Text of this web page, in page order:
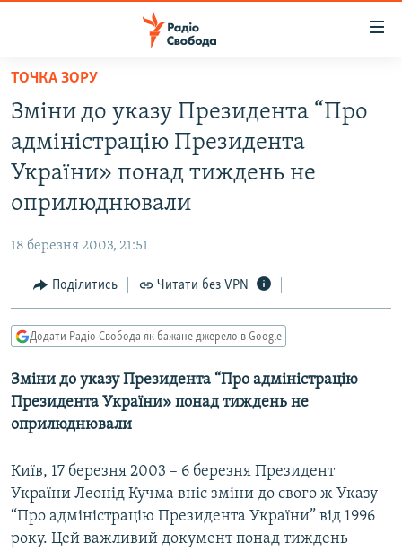
Перейти
основного
матеріалу
Перейти
до
основної
Перейти
пошуку
ВСЕ ЗА ДОБУ
СТАТТІ
СУСПІЛЬСТВО
КУЛЬТУРА
СПОРТ
СВІТ
ДОНБАС.РЕАЛІЇ
КРИМ.РЕАЛІЇ
ТИ ЯК?
КИТАЙ.ВИКЛИКИ
МУЛЬТИМЕДІА
СПЕЦПРОЄКТИ
ПОДКАСТИ
ТОЧКА ЗОРУ
Зміни до указу Президента “Про
адміністрацію Президента
України» понад тиждень не
оприлюднювали
18 березня 2003, 21:51
Поділитись Читати без VPN
Додати Радіо Свобода як бажане джерело в Google
Зміни до указу Президента “Про адміністрацію
Президента України» понад тиждень не
оприлюднювали
Київ, 17 березня 2003 – 6 березня Президент
України Леонід Кучма вніс зміни до свого ж Указу
“Про адміністрацію Президента України” від 1996
року. Цей важливий документ понад тиждень